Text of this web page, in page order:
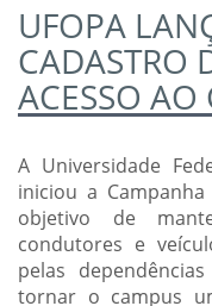
UFOPA
CADASTRO
ACESSO AO
A Universidade
iniciou a
objetivo de
condutores e
pelas
tornar o campus